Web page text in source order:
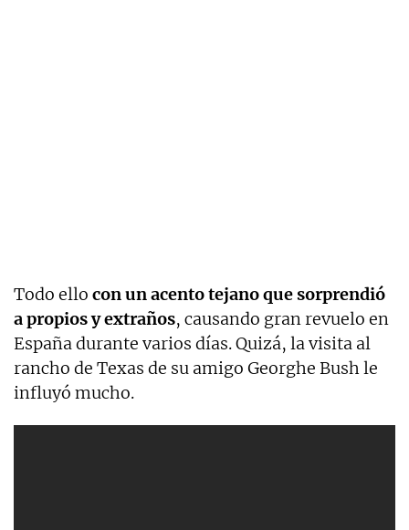
Todo ello con un acento tejano que sorprendió
a propios y extraños, causando gran revuelo en
España durante varios días. Quizá, la visita al
rancho de Texas de su amigo Georghe Bush le
influyó mucho.